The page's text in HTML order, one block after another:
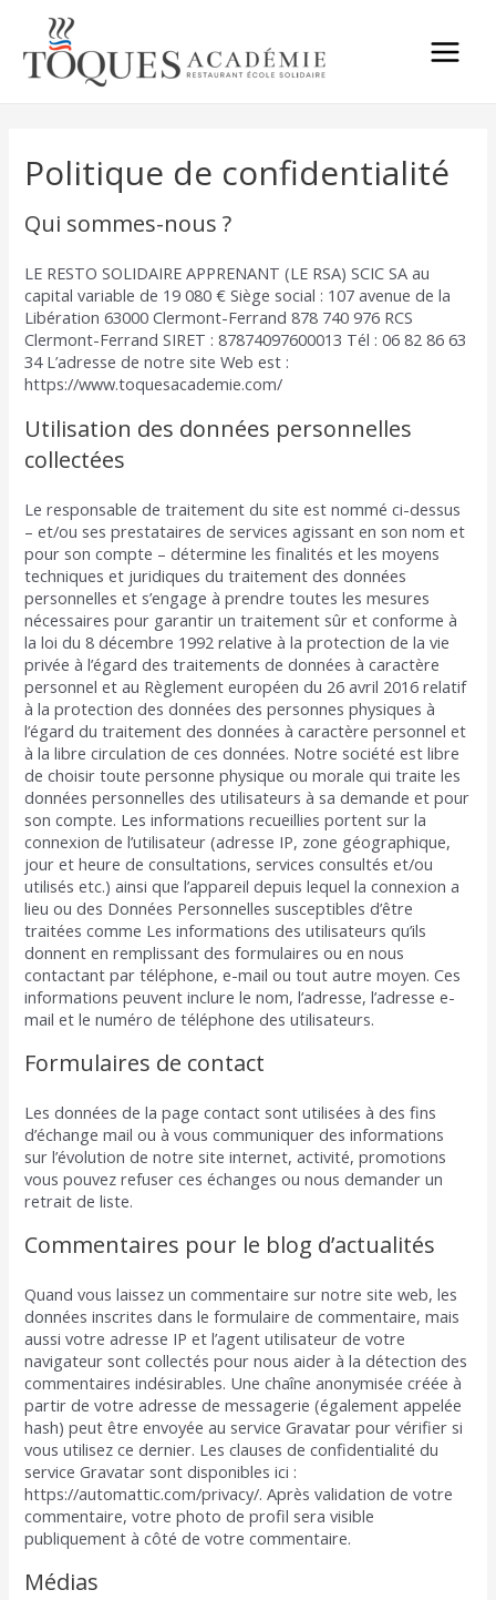
contenu
Main
Politique de confidentialité
Qui sommes-nous ?
LE RESTO SOLIDAIRE APPRENANT (LE RSA) SCIC SA au
capital variable de 19 080 € Siège social : 107 avenue de la
Libération 63000 Clermont-Ferrand 878 740 976 RCS
Clermont-Ferrand SIRET : 87874097600013 Tél : 06 82 86 63
34 L’adresse de notre site Web est :
https://www.toquesacademie.com/
Utilisation des données personnelles
collectées
Le responsable de traitement du site est nommé ci-dessus
– et/ou ses prestataires de services agissant en son nom et
pour son compte – détermine les finalités et les moyens
techniques et juridiques du traitement des données
personnelles et s’engage à prendre toutes les mesures
nécessaires pour garantir un traitement sûr et conforme à
la loi du 8 décembre 1992 relative à la protection de la vie
privée à l’égard des traitements de données à caractère
personnel et au Règlement européen du 26 avril 2016 relatif
à la protection des données des personnes physiques à
l’égard du traitement des données à caractère personnel et
à la libre circulation de ces données. Notre société est libre
de choisir toute personne physique ou morale qui traite les
données personnelles des utilisateurs à sa demande et pour
son compte. Les informations recueillies portent sur la
connexion de l’utilisateur (adresse IP, zone géographique,
jour et heure de consultations, services consultés et/ou
utilisés etc.) ainsi que l’appareil depuis lequel la connexion a
lieu ou des Données Personnelles susceptibles d’être
traitées comme Les informations des utilisateurs qu’ils
donnent en remplissant des formulaires ou en nous
contactant par téléphone, e-mail ou tout autre moyen. Ces
informations peuvent inclure le nom, l’adresse, l’adresse e-
mail et le numéro de téléphone des utilisateurs.
Formulaires de contact
Les données de la page contact sont utilisées à des fins
d’échange mail ou à vous communiquer des informations
sur l’évolution de notre site internet, activité, promotions
vous pouvez refuser ces échanges ou nous demander un
retrait de liste.
Commentaires pour le blog d’actualités
Quand vous laissez un commentaire sur notre site web, les
données inscrites dans le formulaire de commentaire, mais
aussi votre adresse IP et l’agent utilisateur de votre
navigateur sont collectés pour nous aider à la détection des
commentaires indésirables. Une chaîne anonymisée créée à
partir de votre adresse de messagerie (également appelée
hash) peut être envoyée au service Gravatar pour vérifier si
vous utilisez ce dernier. Les clauses de confidentialité du
service Gravatar sont disponibles ici :
https://automattic.com/privacy/. Après validation de votre
commentaire, votre photo de profil sera visible
publiquement à côté de votre commentaire.
Médias